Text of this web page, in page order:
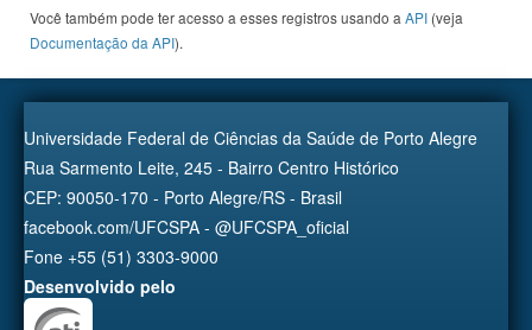
Você também pode ter acesso a esses registros usando a API (veja
Documentação da API).
Universidade Federal de Ciências da Saúde de Porto Alegre
Rua Sarmento Leite, 245 - Bairro Centro Histórico
CEP: 90050-170 - Porto Alegre/RS - Brasil
facebook.com/UFCSPA - @UFCSPA_oficial
Fone +55 (51) 3303-9000
Desenvolvido pelo